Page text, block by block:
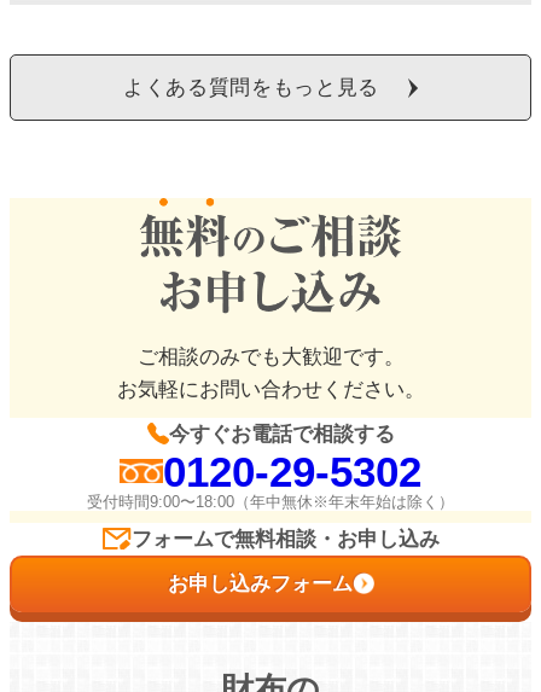
よくある質問をもっと見る
ご相談のみでも大歓迎です。
お気軽にお問い合わせください。
今すぐお電話で相談する
0120-29-5302
受付時間9:00〜18:00（年中無休※年末年始は除く）
フォームで無料相談・お申し込み
お申し込みフォーム